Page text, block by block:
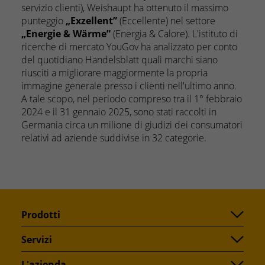
servizio clienti), Weishaupt ha ottenuto il massimo
punteggio „Exzellent”(Eccellente) nel settore
„Energie & Wärme”(Energia & Calore). L'istituto di
ricerche di mercato YouGov ha analizzato per conto
del quotidiano Handelsblatt quali marchi siano
riusciti a migliorare maggiormente la propria
immagine generale presso i clienti nell'ultimo anno.
A tale scopo, nel periodo compreso tra il 1° febbraio
2024 e il 31 gennaio 2025, sono stati raccolti in
Germania circa un milione di giudizi dei consumatori
relativi ad aziende suddivise in 32 categorie.
Prodotti
Servizi